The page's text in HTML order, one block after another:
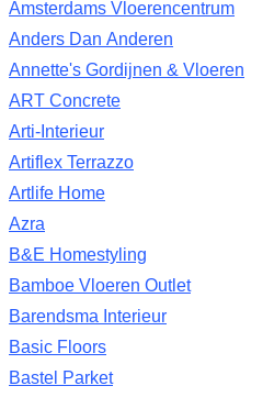
Amsterdams Vloerencentrum
Anders Dan Anderen
Annette's Gordijnen & Vloeren
ART Concrete
Arti-Interieur
Artiflex Terrazzo
Artlife Home
Azra
B&E Homestyling
Bamboe Vloeren Outlet
Barendsma Interieur
Basic Floors
Bastel Parket